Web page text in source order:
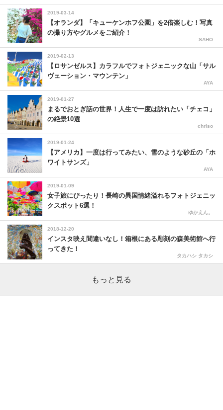
2019-03-14
【オランダ】「キューケンホフ公園」を2倍楽しむ！写真
の撮り方やグルメをご紹介！
SAHO
2019-02-13
【ロサンゼルス】カラフルでフォトジェニックな山「サル
ヴェーション・マウンテン」
AYA
2019-01-27
まるでおとぎ話の世界！人生で一度は訪れたい「チェコ」
の絶景10選
chriso
2019-01-24
【アメリカ】一度は行ってみたい、雪のような砂丘の「ホ
ワイトサンズ」
AYA
2019-01-09
女子旅にぴったり！長崎の異国情緒溢れるフォトジェニッ
クスポット6選！
ゆかえん。
2018-12-20
インスタ映え間違いなし！箱根にある彫刻の森美術館へ行
ってきた！
タカハシ タカシ
もっと見る